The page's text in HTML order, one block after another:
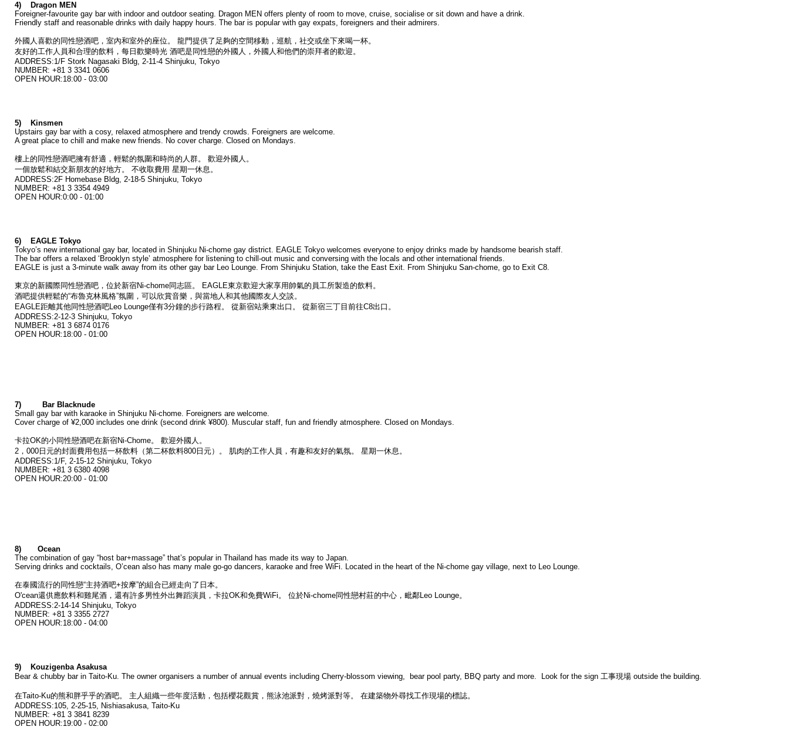
4) Dragon MEN
Foreigner-favourite gay bar with indoor and outdoor seating. Dragon MEN offers plenty of room to move, cruise, socialise or sit down and have a drink.
Friendly staff and reasonable drinks with daily happy hours. The bar is popular with gay expats, foreigners and their admirers.
外國人喜歡的同性戀酒吧，室內和室外的座位。 龍門提供了足夠的空間移動，巡航，社交或坐下來喝一杯。
友好的工作人員和合理的飲料，每日歡樂時光 酒吧是同性戀的外國人，外國人和他們的崇拜者的歡迎。
ADDRESS:1/F Stork Nagasaki Bldg, 2-11-4 Shinjuku, Tokyo
NUMBER: +81 3 3341 0606
OPEN HOUR:18:00 - 03:00
5) Kinsmen
Upstairs gay bar with a cosy, relaxed atmosphere and trendy crowds. Foreigners are welcome.
A great place to chill and make new friends. No cover charge. Closed on Mondays.
樓上的同性戀酒吧擁有舒適，輕鬆的氛圍和時尚的人群。 歡迎外國人。
一個放鬆和結交新朋友的好地方。 不收取費用 星期一休息。
ADDRESS:2F Homebase Bldg, 2-18-5 Shinjuku, Tokyo
NUMBER: +81 3 3354 4949
OPEN HOUR:0:00 - 01:00
6) EAGLE Tokyo
Tokyo’s new international gay bar, located in Shinjuku Ni-chome gay district. EAGLE Tokyo welcomes everyone to enjoy drinks made by handsome bearish staff.
The bar offers a relaxed ‘Brooklyn style’ atmosphere for listening to chill-out music and conversing with the locals and other international friends.
EAGLE is just a 3-minute walk away from its other gay bar Leo Lounge. From Shinjuku Station, take the East Exit. From Shinjuku San-chome, go to Exit C8.
東京的新國際同性戀酒吧，位於新宿Ni-chome同志區。 EAGLE東京歡迎大家享用帥氣的員工所製造的飲料。
酒吧提供輕鬆的“布魯克林風格”氛圍，可以欣賞音樂，與當地人和其他國際友人交談。
EAGLE距離其他同性戀酒吧Leo Lounge僅有3分鐘的步行路程。 從新宿站乘東出口。 從新宿三丁目前往C8出口。
ADDRESS:2-12-3 Shinjuku, Tokyo
NUMBER: +81 3 6874 0176
OPEN HOUR:18:00 - 01:00
7) Bar Blacknude
Small gay bar with karaoke in Shinjuku Ni-chome. Foreigners are welcome.
Cover charge of ¥2,000 includes one drink (second drink ¥800). Muscular staff, fun and friendly atmosphere. Closed on Mondays.
卡拉OK的小同性戀酒吧在新宿Ni-Chome。 歡迎外國人。
2，000日元的封面費用包括一杯飲料（第二杯飲料800日元）。 肌肉的工作人員，有趣和友好的氣氛。 星期一休息。
ADDRESS:1/F, 2-15-12 Shinjuku, Tokyo
NUMBER: +81 3 6380 4098
OPEN HOUR:20:00 - 01:00
8) Ocean
The combination of gay “host bar+massage” that’s popular in Thailand has made its way to Japan.
Serving drinks and cocktails, O’cean also has many male go-go dancers, karaoke and free WiFi. Located in the heart of the Ni-chome gay village, next to Leo Lounge.
在泰國流行的同性戀“主持酒吧+按摩”的組合已經走向了日本。
O'cean還供應飲料和雞尾酒，還有許多男性外出舞蹈演員，卡拉OK和免費WiFi。 位於Ni-chome同性戀村莊的中心，毗鄰Leo Lounge。
ADDRESS:2-14-14 Shinjuku, Tokyo
NUMBER: +81 3 3355 2727
OPEN HOUR:18:00 - 04:00
9) Kouzigenba Asakusa
Bear & chubby bar in Taito-Ku. The owner organisers a number of annual events including Cherry-blossom viewing, bear pool party, BBQ party and more. Look for the sign 工事現場 outside the building.
在Taito-Ku的熊和胖乎乎的酒吧。 主人組織一些年度活動，包括櫻花觀賞，熊泳池派對，燒烤派對等。 在建築物外尋找工作現場的標誌。
ADDRESS:105, 2-25-15, Nishiasakusa, Taito-Ku
NUMBER: +81 3 3841 8239
OPEN HOUR:19:00 - 02:00